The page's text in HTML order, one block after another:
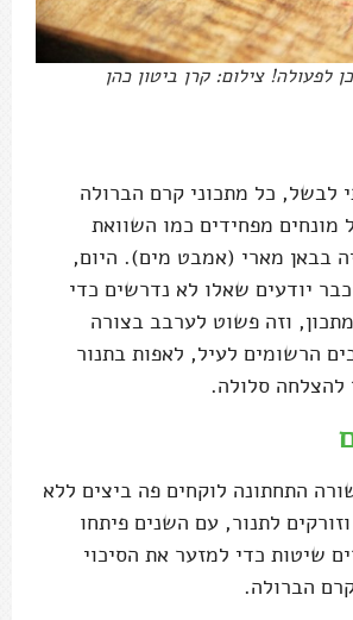
לפעולה! צילום: קרן ביטון כהן
לבשל, כל מתכוני קרם הברולה
מונחים מפחידים כמו השוואת
בבאן מארי (אמבט מים). היום,
יודעים שאלו לא נדרשים כדי
וזה פשוט לערבב בצורה
הרשומים לעיל, לאפות בתנור
להצלחה סלולה.
התחתונה לוקחים פה ביצים ללא
לתנור, עם השנים פיתחו
שיטות כדי למזער את הסיכוי
הברולה.